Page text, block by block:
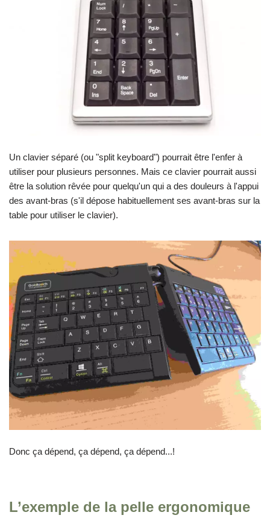
Un clavier séparé (ou "split keyboard") pourrait être l'enfer à
utiliser pour plusieurs personnes. Mais ce clavier pourrait aussi
être la solution rêvée pour quelqu'un qui a des douleurs à l'appui
des avant-bras (s'il dépose habituellement ses avant-bras sur la
table pour utiliser le clavier).
Donc ça dépend, ça dépend, ça dépend...!
L’exemple de la pelle ergonomique